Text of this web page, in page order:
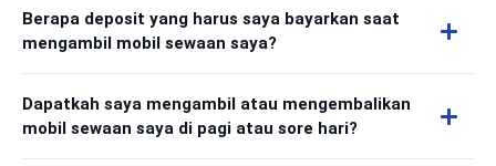
Berapa deposit yang harus saya bayarkan saat
mengambil mobil sewaan saya?
Dapatkah saya mengambil atau mengembalikan
mobil sewaan saya di pagi atau sore hari?